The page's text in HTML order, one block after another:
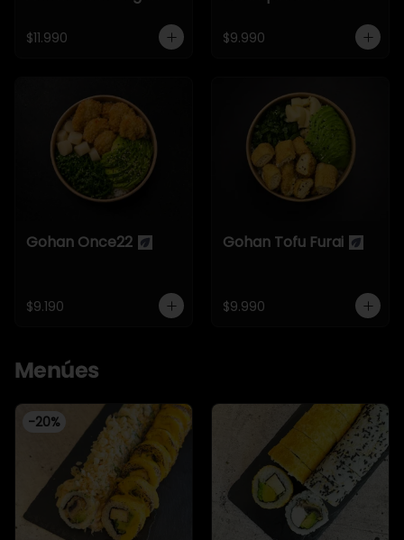
$11.990 $9.990
Gohan Once22
$9.190
Gohan Tofu Furai
$9.990
Menúes
-20%